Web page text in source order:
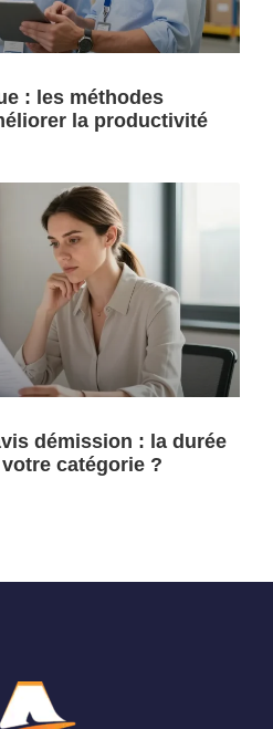
: les méthodes
la productivité
démission : la durée
catégorie ?